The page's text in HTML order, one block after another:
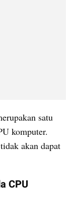
satu
komputer.
akan dapat
CPU